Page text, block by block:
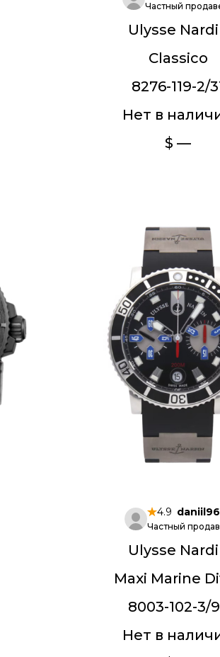
Частный
Ulysse
Classico
8276-119-2/
Нет в
$ —
4.9
Частный
Ulysse
Maxi Marine
8003-102-3/
Нет в